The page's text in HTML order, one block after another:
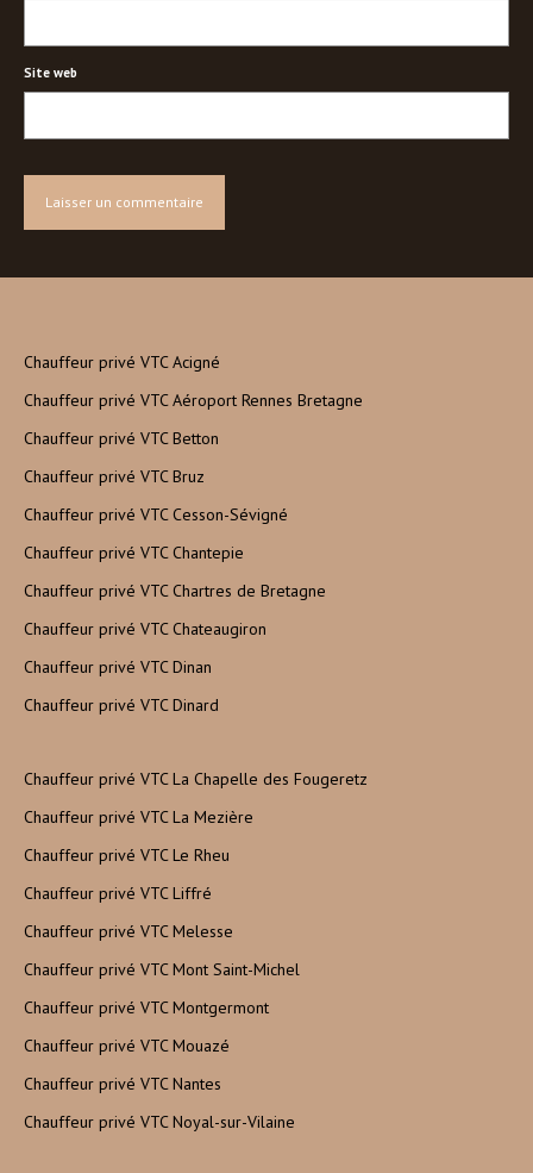
Site web
Chauffeur privé VTC Acigné
Chauffeur privé VTC Aéroport Rennes Bretagne
Chauffeur privé VTC Betton
Chauffeur privé VTC Bruz
Chauffeur privé VTC Cesson-Sévigné
Chauffeur privé VTC Chantepie
Chauffeur privé VTC Chartres de Bretagne
Chauffeur privé VTC Chateaugiron
Chauffeur privé VTC Dinan
Chauffeur privé VTC Dinard
Chauffeur privé VTC La Chapelle des Fougeretz
Chauffeur privé VTC La Mezière
Chauffeur privé VTC Le Rheu
Chauffeur privé VTC Liffré
Chauffeur privé VTC Melesse
Chauffeur privé VTC Mont Saint-Michel
Chauffeur privé VTC Montgermont
Chauffeur privé VTC Mouazé
Chauffeur privé VTC Nantes
Chauffeur privé VTC Noyal-sur-Vilaine